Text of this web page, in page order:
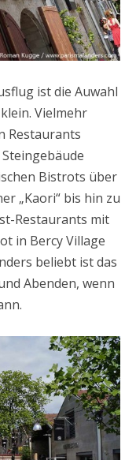
ist die Auwahl
Vielmehr
Restaurants
Bistrots über
„Kaori“ bis hin zu
Restaurants mit
in Bercy Village
beliebt ist das
Abenden, wenn